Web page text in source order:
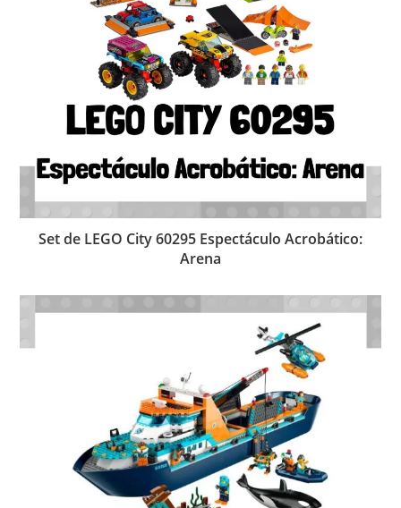
Set de LEGO City 60295 Espectáculo Acrobático:
Arena